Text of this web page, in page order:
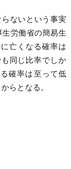
ないという事実
労働省の簡易生
亡くなる確率は
同じ比率でしか
確率は至って低
らとなる。